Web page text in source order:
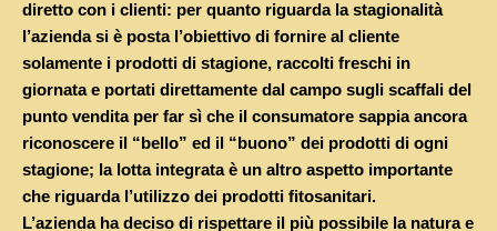
diretto con i clienti: per quanto riguarda la stagionalità
l’azienda si è posta l’obiettivo di fornire al cliente
solamente i prodotti di stagione, raccolti freschi in
giornata e portati direttamente dal campo sugli scaffali del
punto vendita per far sì che il consumatore sappia ancora
riconoscere il “bello” ed il “buono” dei prodotti di ogni
stagione; la lotta integrata è un altro aspetto importante
che riguarda l’utilizzo dei prodotti fitosanitari.
L’azienda ha deciso di rispettare il più possibile la natura e